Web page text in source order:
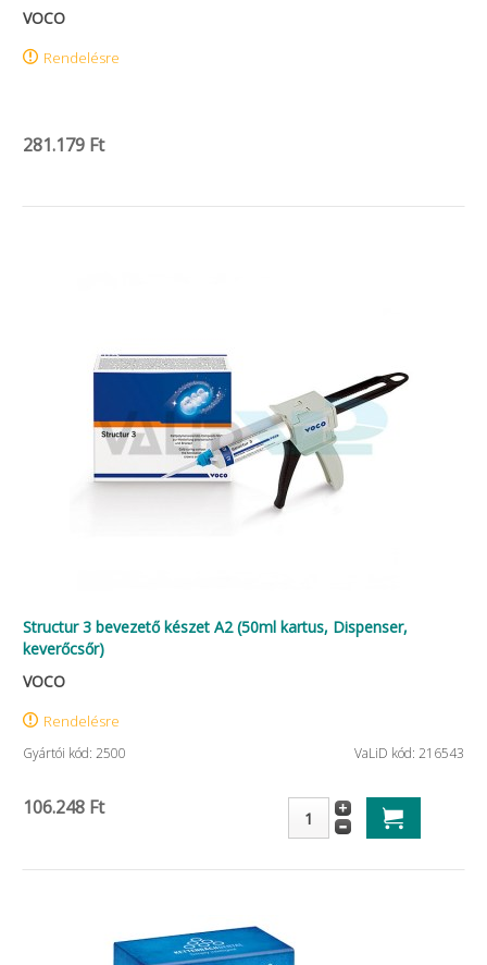
VOCO
Rendelésre
281.179 Ft
Structur 3 bevezető készet A2 (50ml kartus, Dispenser,
keverőcsőr)
VOCO
Rendelésre
Gyártói kód: 2500 VaLiD kód: 216543
106.248 Ft